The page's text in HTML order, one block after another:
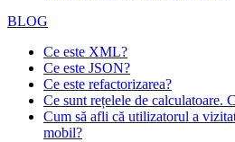
BLOG
Ce este XML?
Ce este JSON?
Ce este refactorizarea?
Ce sunt rețelele de calculatoare.
Cum să afli că utilizatorul a
mobil?